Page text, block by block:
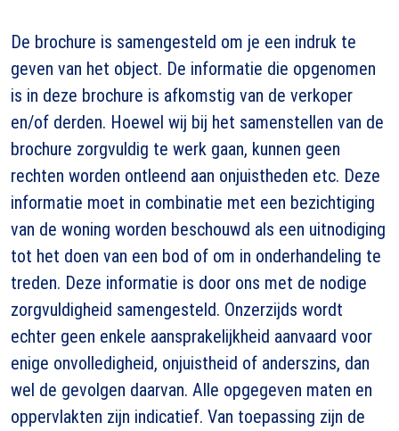
De brochure is samengesteld om je een indruk te
geven van het object. De informatie die opgenomen
is in deze brochure is afkomstig van de verkoper
en/of derden. Hoewel wij bij het samenstellen van de
brochure zorgvuldig te werk gaan, kunnen geen
rechten worden ontleend aan onjuistheden etc. Deze
informatie moet in combinatie met een bezichtiging
van de woning worden beschouwd als een uitnodiging
tot het doen van een bod of om in onderhandeling te
treden. Deze informatie is door ons met de nodige
zorgvuldigheid samengesteld. Onzerzijds wordt
echter geen enkele aansprakelijkheid aanvaard voor
enige onvolledigheid, onjuistheid of anderszins, dan
wel de gevolgen daarvan. Alle opgegeven maten en
oppervlakten zijn indicatief. Van toepassing zijn de